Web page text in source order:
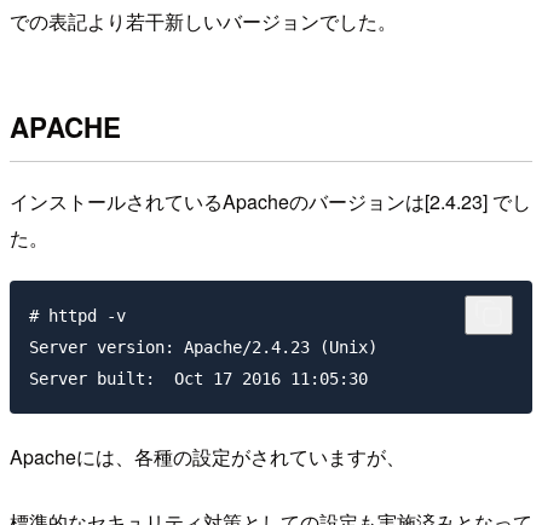
での表記より若干新しいバージョンでした。
APACHE
インストールされているApacheのバージョンは[2.4.23] でし
た。
# httpd -v
Server version: Apache/2.4.23 (Unix)
Apacheには、各種の設定がされていますが、